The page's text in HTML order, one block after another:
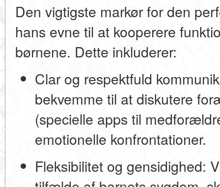
Den vigtigste markør for den
hans evne til at kooperere
børnene. Dette inkluderer:
Clar og respektfuld
bekvemme til at diskutere
(specielle apps til
emotionelle konfrontationer.
Fleksibilitet og gensidighed: